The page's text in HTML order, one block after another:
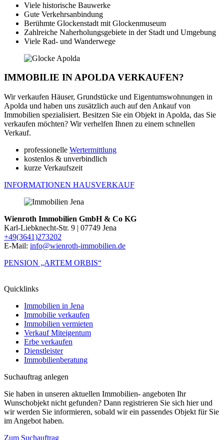
Viele historische Bauwerke
Gute Verkehrsanbindung
Berühmte Glockenstadt mit Glockenmuseum
Zahlreiche Naherholungsgebiete in der Stadt und Umgebung
Viele Rad- und Wanderwege
IMMOBILIE IN APOLDA VERKAUFEN?
Wir verkaufen Häuser, Grundstücke und Eigentumswohnungen in
Apolda und haben uns zusätzlich auch auf den Ankauf von
Immobilien spezialisiert. Besitzen Sie ein Objekt in Apolda, das Sie
verkaufen möchten? Wir verhelfen Ihnen zu einem schnellen
Verkauf.
professionelle Wertermittlung
kostenlos & unverbindlich
kurze Verkaufszeit
INFORMATIONEN HAUSVERKAUF
Wienroth Immobilien GmbH & Co KG
Karl-Liebknecht-Str. 9 | 07749 Jena
+49(3641)273202
E-Mail: info@wienroth-immobilien.de
PENSION „ARTEM ORBIS“
Quicklinks
Immobilien in Jena
Immobilie verkaufen
Immobilien vermieten
Verkauf Miteigentum
Erbe verkaufen
Dienstleister
Immobilienberatung
Suchauftrag anlegen
Sie haben in unseren aktuellen Immobilien- angeboten Ihr
Wunschobjekt nicht gefunden? Dann registrieren Sie sich hier und
wir werden Sie informieren, sobald wir ein passendes Objekt für Sie
im Angebot haben.
Zum Suchauftrag